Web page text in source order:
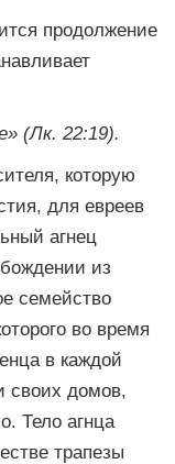
продолжение
(Лк. 22:19).
которую
для евреев
агнец
из
семейство
во время
в каждой
своих домов,
Тело агнца
трапезы